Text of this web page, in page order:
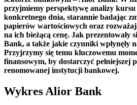
przyjmiemy perspektywę analizy
konkretnego dnia, starannie badając
papierów wartościowych oraz
na ich bieżącą cenę. Jak prezentowały
Bank, a także jakie czynniki wpłynęły
Przyjrzymy się temu kluczowemu
finansowym, by dostarczyć pełniejszej
renomowanej instytucji bankowej.
Wykres Alior Bank